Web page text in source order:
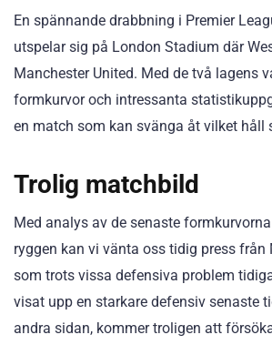
En spännande drabbning i Premier
utspelar sig på London Stadium där
Manchester United. Med de två lagens
formkurvor och intressanta
en match som kan svänga åt vilket håll
Trolig matchbild
Med analys av de senaste
ryggen kan vi vänta oss tidig press från
som trots vissa defensiva problem
visat upp en starkare defensiv senaste
andra sidan, kommer troligen att